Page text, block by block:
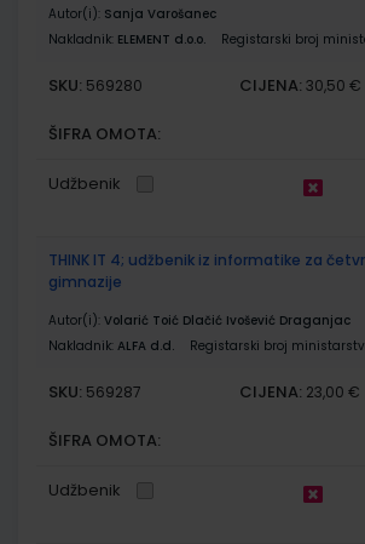
Autor(i): Sanja Varošanec
Nakladnik: ELEMENT d.o.o. Registarski broj
SKU: 569280 CIJENA: 30,50 €
ŠIFRA OMOTA:
Udžbenik
THINK IT 4; udžbenik iz informatike za
gimnazije
Autor(i): Volarić Toić Dlačić Ivošević Draganjac
Nakladnik: ALFA d.d. Registarski broj
SKU: 569287 CIJENA: 23,00 €
ŠIFRA OMOTA:
Udžbenik